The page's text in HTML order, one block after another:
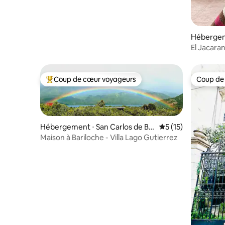
El
Coups de cœur voyageurs les plus appréciés
Coup de cœur voyageurs
Hébergement ⋅ San Carlos de Ba
riloche
Évaluation
5 (15)
Maison à Bariloche - Villa Lago Gutierrez
Coup
Coup